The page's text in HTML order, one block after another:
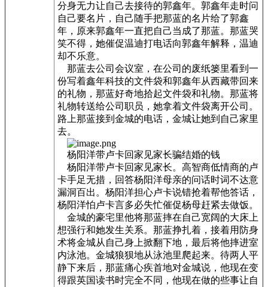
分身无力让自己去接待的郭鑫年。郭鑫年走时问
自己要名片，自己随手把那蓝的名片给了郭鑫
年，原来郭鑫年一直把自己当成了那蓝。那蓝哭
笑不得，她催促温迪打电话向郭鑫年解释，温迪
却不乐意。
那蓝去公司会议室，在公司的废纸篓里看到一
份写着鑫年科技的文件袋和郭鑫年从西藏带回来
的礼物，那蓝好奇地拾起文件袋和礼物。那蓝将
礼物转送给公司职员，她拿着文件袋离开公司。
路上那蓝接到金城的电话，金城让她到自己家里
去。
杨阳洋带卢卡回家见家长骗结婚的钱
杨阳洋带卢卡回家见家长。高智商低情商的卢
卡手足无措，回答杨阳洋母亲的问话时词不达意
漏洞百出。杨阳洋担心卢卡说错抢着帮他答话，
杨阳洋怕卢卡言多必失忙催促杨母赶紧去做饭。
金城的豪宅里他将那蓝摔在自己宽阔的大床上
想强行和她发生关系。那蓝挣扎着，接着用防身
术将金城从自己身上掀翻下地，最后将他摔进室
内泳池。金城狼狈地从泳池里爬起来。待两人平
静下来后，那蓝痛心疾首地对金城说，他现在变
得跟英国读书时完全不同，他现在做的些事让自